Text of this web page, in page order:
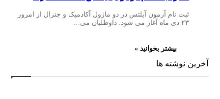
ثبت نام آزمون آیلتس در دو ماژول آکادمیک و جنرال از امروز
۲۳ دی ماه آغاز می شود. داوطلبان می…
بیشتر بخوانید »
آخرین نوشته ها